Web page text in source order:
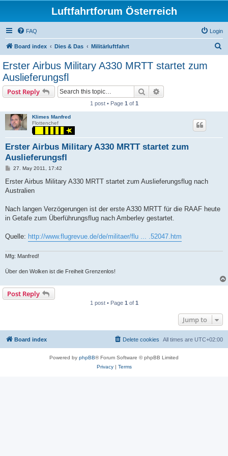
Luftfahrtforum Österreich
FAQ Login
Board index Dies & Das Militärluftfahrt
Erster Airbus Military A330 MRTT startet zum
Auslieferungsfl
Post Reply Search
1 post • Page 1 of 1
Klimes Manfred
Flottenchef
Erster Airbus Military A330 MRTT startet zum
Auslieferungsfl
P
s
27. May 2011, 17:42
Erster Airbus Military A330 MRTT startet zum Auslieferungsflug nach
Australien
Nach langen Verzögerungen ist der erste A330 MRTT für die RAAF heute
in Getafe zum Überführungsflug nach Amberley gestartet.
Quelle: http://www.flugrevue.de/de/militaer/flu ... .52047.htm
Mfg: Manfred!
Über den Wolken ist die Freiheit Grenzenlos!
Post Reply
1 post • Page 1 of 1
Jump to
Board index All times are UTC+02:00
Delete cookies
Powered by phpBB® Forum Software © phpBB Limited
Privacy| Terms